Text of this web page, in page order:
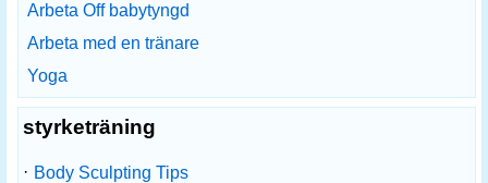
Arbeta Off babytyngd
Arbeta med en tränare
Yoga
styrketräning
· Body Sculpting Tips